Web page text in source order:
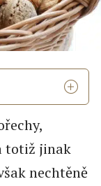
totiž jinak
nechtěně